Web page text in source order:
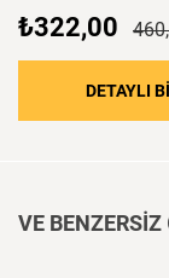
₺322,00
DETAYLI
VE BENZERSİZ